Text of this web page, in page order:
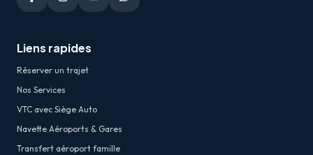
Liens rapides
Réserver un trajet
Nos Services
VTC avec Siège Auto
Navette Aéroports & Gares
Transfert aéroport famille